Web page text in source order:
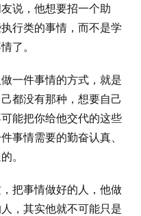
说，他想要招一个助
行类的事情，而不是学
了。
一件事情的方式，就是
都没有那种，想要自己
能把你给他交代的这些
事情需要的勤奋认真、
。
把事情做好的人，他做
，其实他就不可能只是